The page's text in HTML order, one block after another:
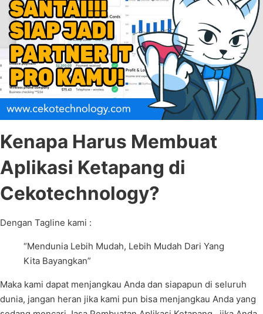
Kenapa Harus Membuat
Aplikasi Ketapang di
Cekotechnology?
Dengan Tagline kami :
“Mendunia Lebih Mudah, Lebih Mudah Dari Yang
Kita Bayangkan”
Maka kami dapat menjangkau Anda dan siapapun di seluruh
dunia, jangan heran jika kami pun bisa menjangkau Anda yang